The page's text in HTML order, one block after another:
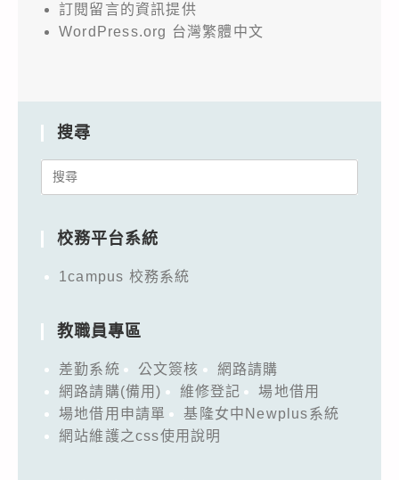
訂閱留言的資訊提供
WordPress.org 台灣繁體中文
搜尋
Search
校務平台系統
1campus 校務系統
教職員專區
差勤系統 公文簽核
網路請購
網路請購(備用)
維修登記
場地借用
場地借用申請單
基隆女中Newplus系統
網站維護之css使用說明